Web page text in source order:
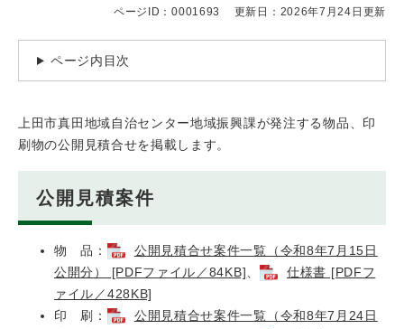
ページID：0001693 更新日：2026年7月24日更新
ページ内目次
上田市真田地域自治センター地域振興課が発注する物品、印
刷物の公開見積合せを掲載します。
公開見積案件
物 品：
公開見積合せ案件一覧（令和8年7月15日
公開分） [PDFファイル／84KB] 、
仕様書 [PDFフ
ァイル／428KB]
印 刷：
公開見積合せ案件一覧（令和8年7月24日